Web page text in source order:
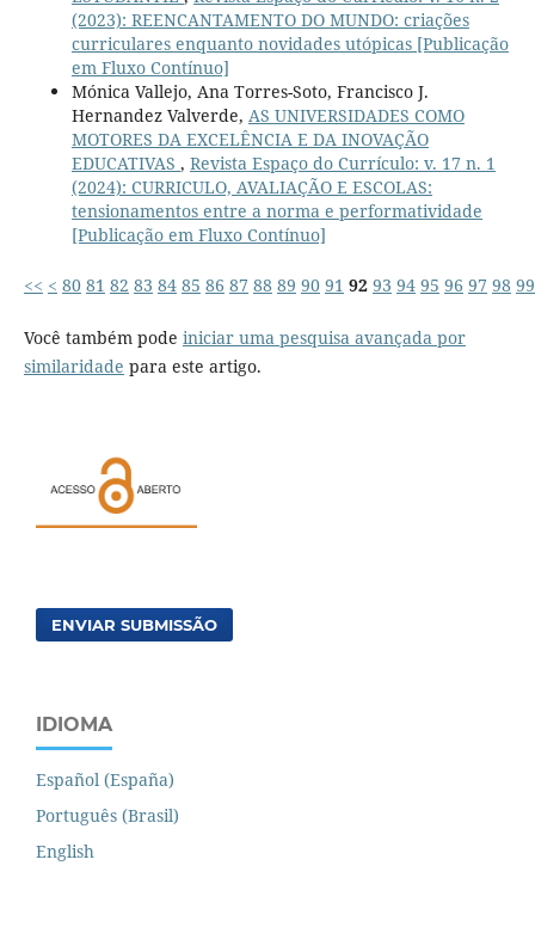
(2023): REENCANTAMENTO DO MUNDO: criações
curriculares enquanto novidades utópicas [Publicação
em Fluxo Contínuo]
Mónica Vallejo, Ana Torres-Soto, Francisco J.
Hernandez Valverde, AS UNIVERSIDADES COMO
MOTORES DA EXCELÊNCIA E DA INOVAÇÃO
EDUCATIVAS , Revista Espaço do Currículo: v. 17 n. 1
(2024): CURRICULO, AVALIAÇÃO E ESCOLAS:
tensionamentos entre a norma e performatividade
[Publicação em Fluxo Contínuo]
<< < 80 81 82 83 84 85 86 87 88 89 90 91 92 93 94 95 96 97 98 99
Você também pode iniciar uma pesquisa avançada por
similaridade para este artigo.
ENVIAR SUBMISSÃO
IDIOMA
Español (España)
Português (Brasil)
English